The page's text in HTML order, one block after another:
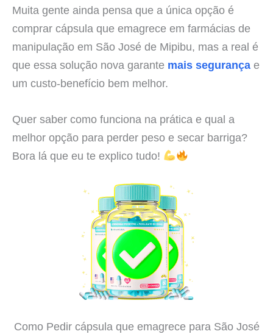
Muita gente ainda pensa que a única opção é
comprar cápsula que emagrece em farmácias de
manipulação em São José de Mipibu, mas a real é
que essa solução nova garante mais segurança e
um custo-benefício bem melhor.
Quer saber como funciona na prática e qual a
melhor opção para perder peso e secar barriga?
Bora lá que eu te explico tudo!
Como Pedir cápsula que emagrece para São José